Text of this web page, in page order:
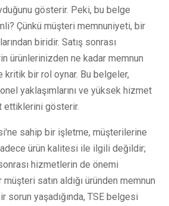
gösterir. Peki, bu belge
Çünkü müşteri memnuniyeti, bir
biridir. Satış sonrası
ürünlerinizden ne kadar memnun
kritik bir rol oynar. Bu belgeler,
yaklaşımlarını ve yüksek hizmet
ettiklerini gösterir.
sahip bir işletme, müşterilerine
ürün kalitesi ile ilgili değildir;
hizmetlerin de önemi
satın aldığı üründen memnun
sorun yaşadığında, TSE belgesi